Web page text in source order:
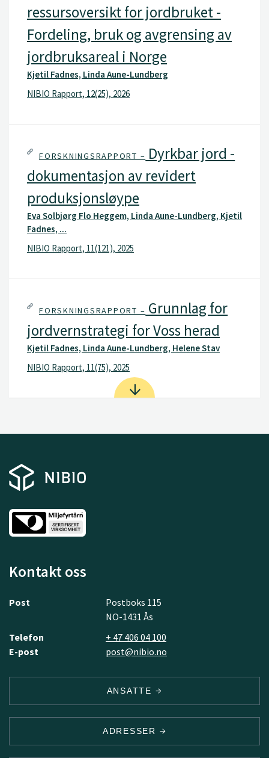
ressursoversikt for jordbruket -
Fordeling, bruk og avgrensing av
jordbruksareal i Norge
Kjetil Fadnes, Linda Aune-Lundberg
NIBIO Rapport, 12(25), 2026
FORSKNINGSRAPPORT – Dyrkbar jord -
dokumentasjon av revidert
produksjonsløype
Eva Solbjørg Flo Heggem, Linda Aune-Lundberg, Kjetil
Fadnes, ...
NIBIO Rapport, 11(121), 2025
FORSKNINGSRAPPORT – Grunnlag for
jordvernstrategi for Voss herad
Kjetil Fadnes, Linda Aune-Lundberg, Helene Stav
NIBIO Rapport, 11(75), 2025
Kontakt oss
Post
Postboks 115
NO-1431 Ås
Telefon
+ 47 406 04 100
E-post
post@nibio.no
ANSATTE
ADRESSER